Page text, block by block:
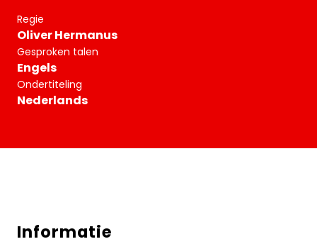
Regie
Oliver Hermanus
Gesproken talen
Engels
Ondertiteling
Nederlands
Informatie